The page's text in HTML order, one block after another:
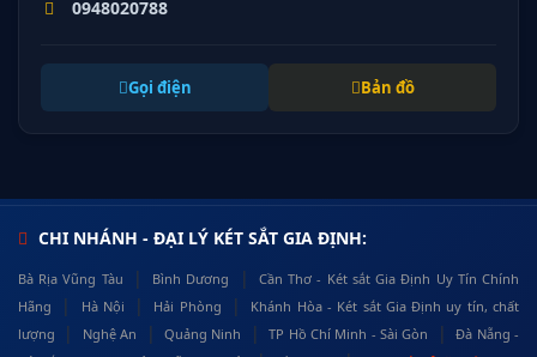
0948020788
Gọi điện Bản đồ
CHI NHÁNH - ĐẠI LÝ KÉT SẮT GIA ĐỊNH:
Bà Rịa Vũng Tàu | Bình Dương |
Cần Thơ - Két sắt Gia Định Uy Tín Chính
Hãng
| Hà Nội | Hải Phòng |
Khánh Hòa - Két sắt Gia Định uy tín, chất
lượng
| Nghệ An | Quảng Ninh | TP Hồ Chí Minh - Sài Gòn |
Đà Nẵng -